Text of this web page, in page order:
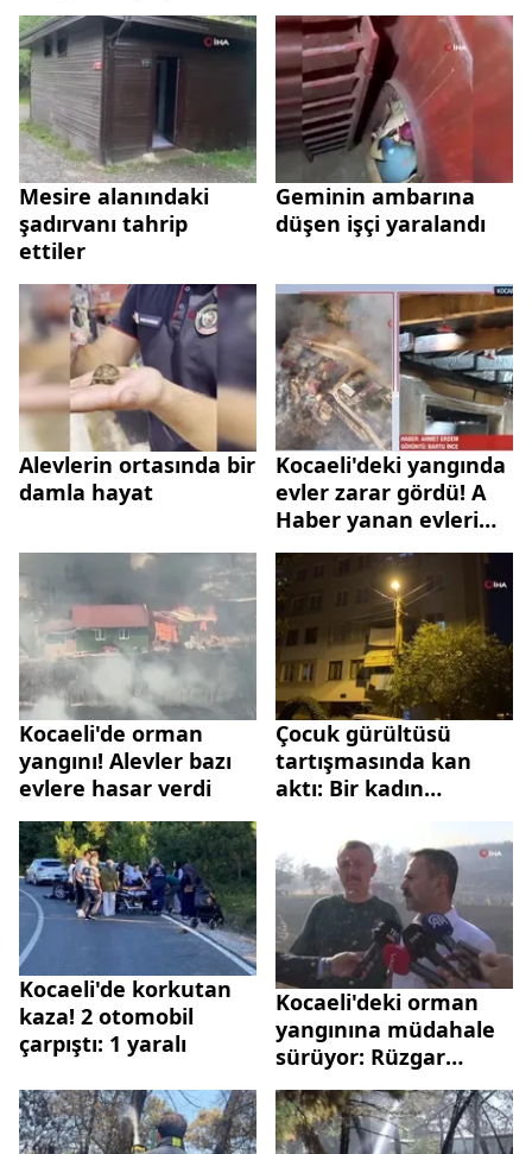
ele geçirildi
Mesire alanındaki
şadırvanı tahrip
ettiler
Geminin ambarına
düşen işçi yaralandı
Alevlerin ortasında bir
damla hayat
Kocaeli'deki yangında
evler zarar gördü! A
Haber yanan evleri
görüntüledi
Kocaeli'de orman
yangını! Alevler bazı
evlere hasar verdi
Çocuk gürültüsü
tartışmasında kan
aktı: Bir kadın
Kocaeli'de korkutan
kaza! 2 otomobil
çarpıştı: 1 yaralı
Kocaeli'deki orman
yangınına müdahale
sürüyor: Rüzgar
söndürme
çalışmalarını
zorlaştırıyor